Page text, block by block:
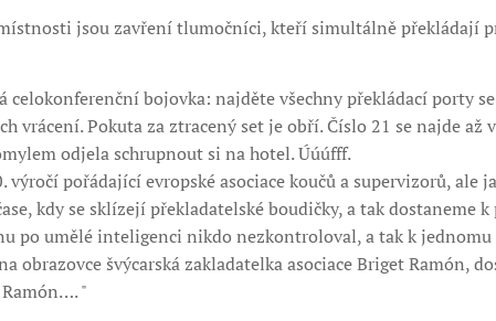
jsou zavření tlumočníci, kteří simultálně překládají
celokonferenční bojovka: najděte všechny překládací porty
vrácení. Pokuta za ztracený set je obří. Číslo 21 se najde až
odjela schrupnout si na hotel. Úúúfff.
výročí pořádající evropské asociace koučů a supervizorů, ale
kdy se sklízejí překladatelské boudičky, a tak dostaneme
po umělé inteligenci nikdo nezkontroloval, a tak k
obrazovce švýcarská zakladatelka asociace Briget Ramón,
"